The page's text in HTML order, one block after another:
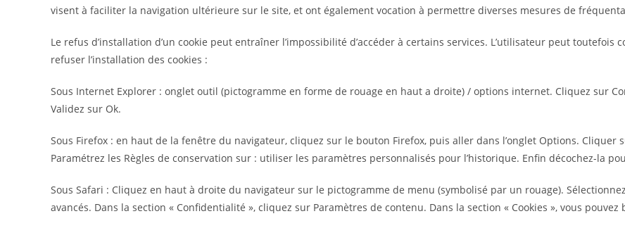
visent à faciliter la navigation ultérieure sur le site, et ont également vocation à permettre diverses mesures de
Le refus d’installation d’un cookie peut entraîner l’impossibilité d’accéder à certains services. L’utilisateur peut
refuser l’installation des cookies :
Sous Internet Explorer : onglet outil (pictogramme en forme de rouage en haut a droite) / options internet. Cliquez sur
Validez sur Ok.
Sous Firefox : en haut de la fenêtre du navigateur, cliquez sur le bouton Firefox, puis aller dans l’onglet Options. Cliquer
Paramétrez les Règles de conservation sur : utiliser les paramètres personnalisés pour l’historique. Enfin décochez-la
Sous Safari : Cliquez en haut à droite du navigateur sur le pictogramme de menu (symbolisé par un rouage).
avancés. Dans la section « Confidentialité », cliquez sur Paramètres de contenu. Dans la section « Cookies », vous pouvez